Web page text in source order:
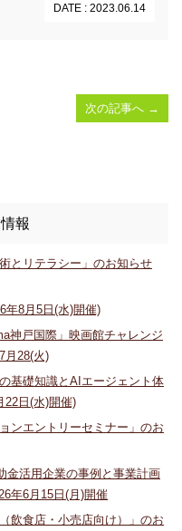
DATE : 2023.06.14
次の記事へ →
報
とリテラシー」のお知らせ
年8月5日(水)開催)
神戸国際」映画館チャレンジ
月28(火)
基礎知識とAIエージェント体
22日(水)開催)
ンエントリーセミナー」のお
金活用企業の事例と事業計画
年6月15日(月)開催
飲食店・小売店向け）」のお